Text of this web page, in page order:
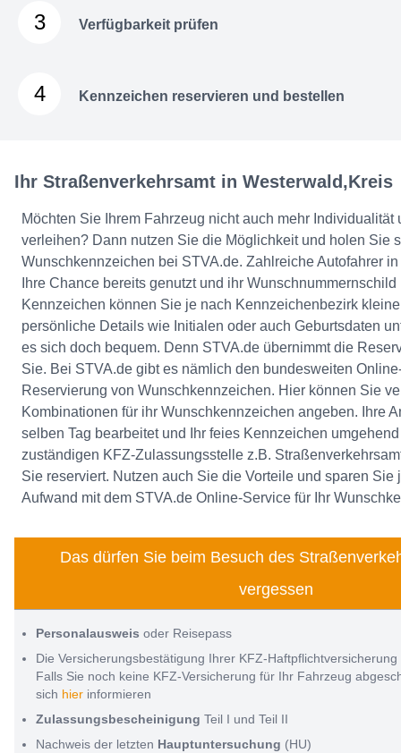
3 Verfügbarkeit prüfen
4 Kennzeichen reservieren und bestellen
Ihr Straßenverkehrsamt in Westerwald,Kreis
Möchten Sie Ihrem Fahrzeug nicht auch mehr Individualität
verleihen? Dann nutzen Sie die Möglichkeit und holen Sie
Wunschkennzeichen bei STVA.de. Zahlreiche Autofahrer
Ihre Chance bereits genutzt und ihr
Kennzeichen können Sie je nach Kennzeichenbezirk
persönliche Details wie Initialen oder auch Geburtsdaten
es sich doch bequem. Denn STVA.de übernimmt die
Sie. Bei STVA.de gibt es nämlich den bundesweiten
Reservierung von Wunschkennzeichen. Hier können Sie
Kombinationen für ihr Wunschkennzeichen angeben. Ihre
selben Tag bearbeitet und Ihr feies Kennzeichen
zuständigen KFZ-Zulassungsstelle z.B.
Sie reserviert. Nutzen auch Sie die Vorteile und sparen Sie
Aufwand mit dem STVA.de Online-Service für Ihr
Das dürfen Sie beim Besuch des
vergessen
Personalausweis oder Reisepass
Die Versicherungsbestätigung Ihrer KFZ-
Falls Sie noch keine KFZ-Versicherung für Ihr Fahrzeug
sich hier informieren
Zulassungsbescheinigung Teil I und Teil II
Nachweis der letzten Hauptuntersuchung (HU)